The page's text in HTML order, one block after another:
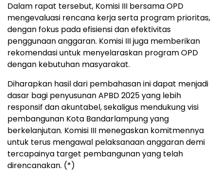
Dalam rapat tersebut, Komisi III bersama OPD
mengevaluasi rencana kerja serta program prioritas,
dengan fokus pada efisiensi dan efektivitas
penggunaan anggaran. Komisi III juga memberikan
rekomendasi untuk menyelaraskan program OPD
dengan kebutuhan masyarakat.
Diharapkan hasil dari pembahasan ini dapat menjadi
dasar bagi penyusunan APBD 2025 yang lebih
responsif dan akuntabel, sekaligus mendukung visi
pembangunan Kota Bandarlampung yang
berkelanjutan. Komisi III menegaskan komitmennya
untuk terus mengawal pelaksanaan anggaran demi
tercapainya target pembangunan yang telah
direncanakan. (*)